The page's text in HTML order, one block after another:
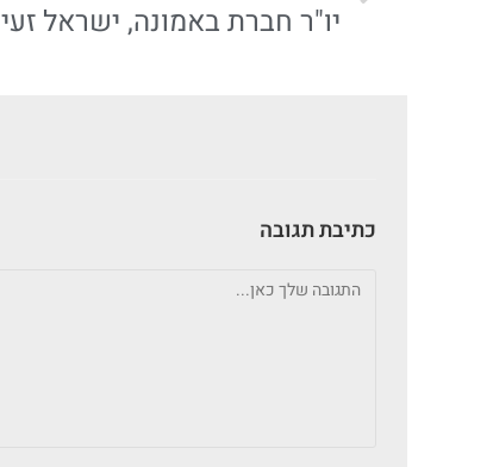
כתיבת תגובה